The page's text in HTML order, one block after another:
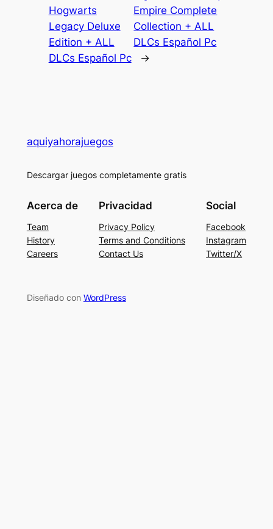
Hogwarts
Legacy Deluxe
Edition + ALL
DLCs Español Pc
Empire Complete
Collection + ALL
DLCs Español Pc
→
aquiyahorajuegos
Descargar juegos completamente gratis
Acerca de
Team
History
Careers
Privacidad
Privacy Policy
Terms and Conditions
Contact Us
Social
Facebook
Instagram
Twitter/X
Diseñado con WordPress